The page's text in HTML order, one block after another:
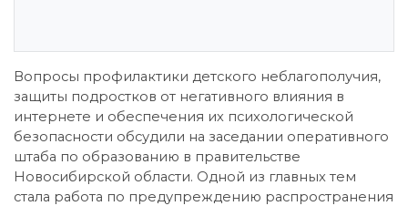
Вопросы профилактики детского неблагополучия,
защиты подростков от негативного влияния в
интернете и обеспечения их психологической
безопасности обсудили на заседании оперативного
штаба по образованию в правительстве
Новосибирской области. Одной из главных тем
стала работа по предупреждению распространения